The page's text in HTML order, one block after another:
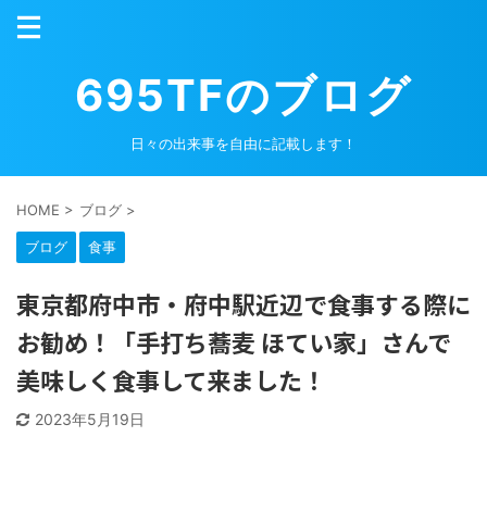
695TFのブログ
日々の出来事を自由に記載します！
HOME > ブログ >
ブログ 食事
東京都府中市・府中駅近辺で食事する際に
お勧め！「手打ち蕎麦 ほてい家」さんで
美味しく食事して来ました！
2023年5月19日